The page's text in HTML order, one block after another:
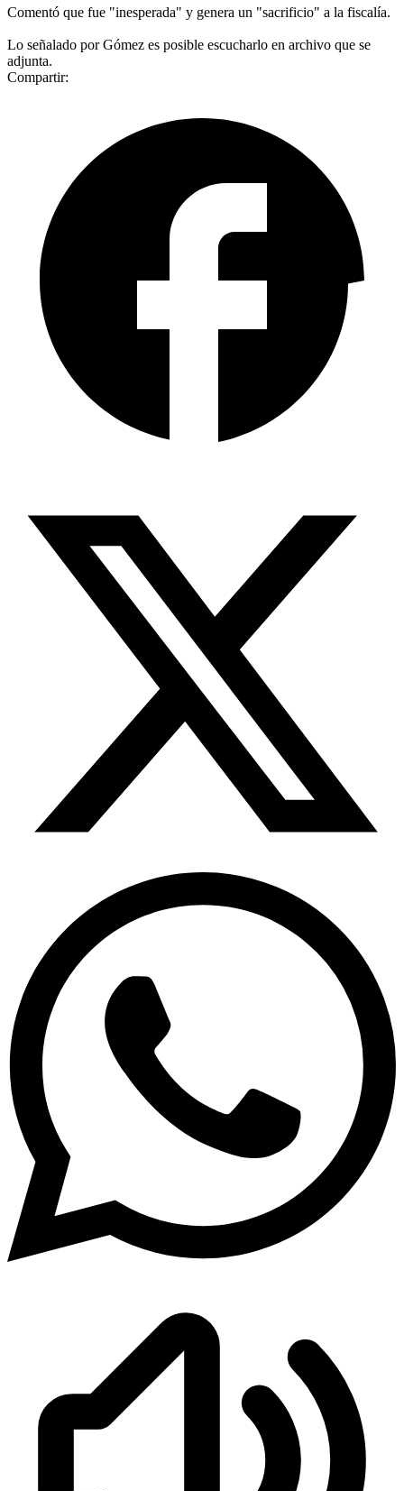
Comentó que fue "inesperada" y genera un "sacrificio" a la fiscalía.
Lo señalado por Gómez es posible escucharlo en archivo que se
adjunta.
Compartir: